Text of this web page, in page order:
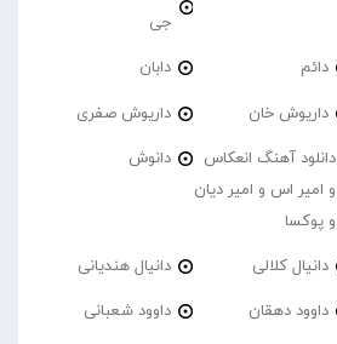
جی
دائم دابان
داریوش خان داریوش صفری
دانلود آهنگ انعکاس
و امیر اس و امیر دیان
و پوکسا
دانوش
دانیال کلالی دانیال هندیانی
داوود دهقان داوود شعبانی